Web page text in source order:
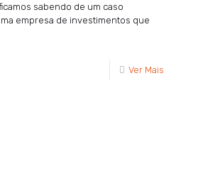
sabendo de um caso
empresa de investimentos que
Ver Mais